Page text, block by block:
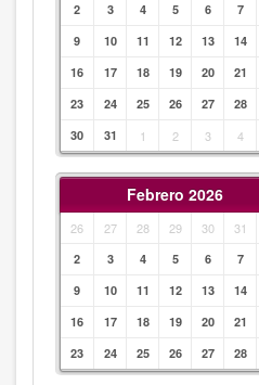
2
3 4 5 6 7
9
10 11 12 13 14
16
17 18 19 20 21
23
24 25 26 27 28
30
31 1 2 3 4
Febrero 2026
26 27 28 29 30 31
2
3 4 5 6 7
9
10 11 12 13 14
16
17 18 19 20 21
23
24 25 26 27 28